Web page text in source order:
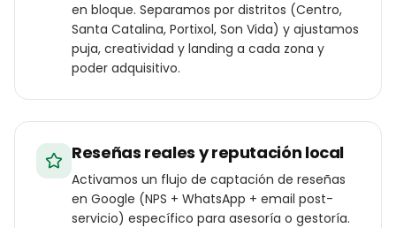
en bloque. Separamos por distritos (Centro,
Santa Catalina, Portixol, Son Vida) y ajustamos
puja, creatividad y landing a cada zona y
poder adquisitivo.
Reseñas reales y reputación local
Activamos un flujo de captación de reseñas
en Google (NPS + WhatsApp + email post-
servicio) específico para asesoría o gestoría.